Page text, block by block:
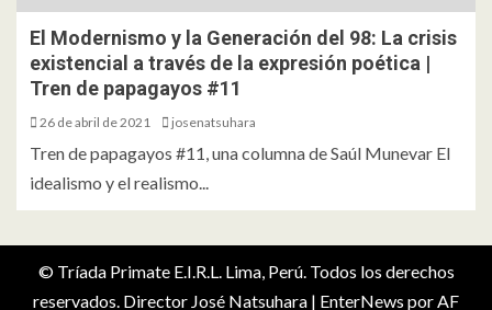
El Modernismo y la Generación del 98: La crisis
existencial a través de la expresión poética |
Tren de papagayos #11
26 de abril de 2021 josenatsuhara
Tren de papagayos #11, una columna de Saúl Munevar El
idealismo y el realismo...
© Tríada Primate E.I.R.L. Lima, Perú. Todos los derechos
reservados. Director José Natsuhara | EnterNews por AF